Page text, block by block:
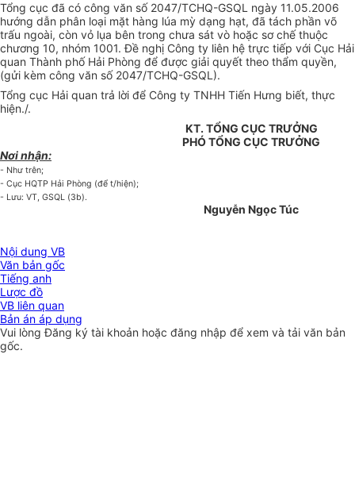
Tổng cục đã có công văn số 2047/TCHQ-GSQL ngày 11.05.2006
hướng dẫn phân loại mặt hàng lúa mỳ dạng hạt, đã tách phần võ
trấu ngoài, còn vỏ lụa bên trong chưa sát vò hoặc sơ chế thuộc
chương 10, nhóm 1001. Đề nghị Công ty liên hệ trực tiếp với Cục Hải
quan Thành phố Hải Phòng để được giải quyết theo thẩm quyền,
(gửi kèm công văn số 2047/TCHQ-GSQL).
Tổng cục Hải quan trả lời để Công ty TNHH Tiến Hưng biết, thực
hiện./.
Nơi nhận:
- Như trên;
- Cục HQTP Hải Phòng (để t/hiện);
- Lưu: VT, GSQL (3b).
KT. TỔNG CỤC TRƯỞNG
PHÓ TỔNG CỤC TRƯỞNG
Nguyễn Ngọc Túc
Nội dung VB
Văn bản gốc
Tiếng anh
Lược đồ
VB liên quan
Bản án áp dụng
Vui lòngĐăng ký tài khoản hoặc đăng nhập để xem và tải văn bản
gốc.